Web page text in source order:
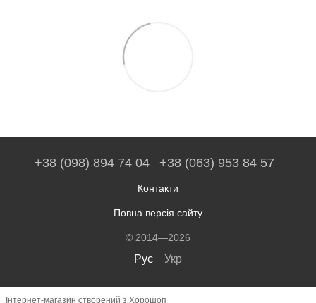
+38 (098) 894 74 04 +38 (063) 953 84 57
Контакти
Повна версія сайту
© 2014—2026
Рус Укр
Інтернет-магазин створений з Хорошоп